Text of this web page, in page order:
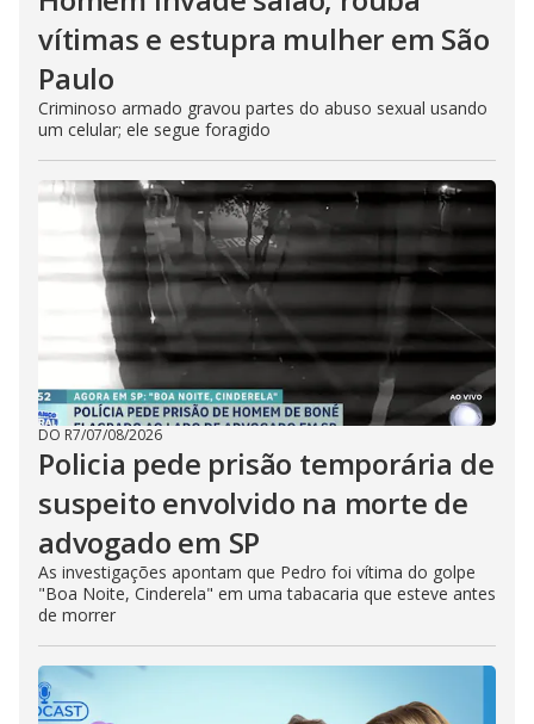
vítimas e estupra mulher em São
Paulo
Criminoso armado gravou partes do abuso sexual usando
um celular; ele segue foragido
DO R7/07/08/2026
Policia pede prisão temporária de
suspeito envolvido na morte de
advogado em SP
As investigações apontam que Pedro foi vítima do golpe
"Boa Noite, Cinderela" em uma tabacaria que esteve antes
de morrer